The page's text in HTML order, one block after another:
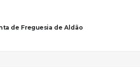
de Freguesia de Aldão